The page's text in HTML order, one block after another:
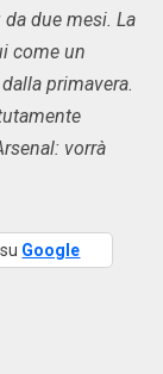
da due mesi. La
come un
primavera.
vorrà
Google